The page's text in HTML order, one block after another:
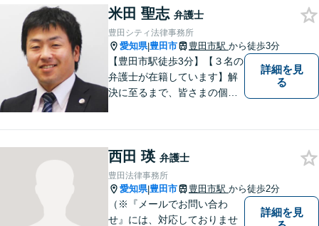
のお困りごとを迅速に解決い
たします。
米田 聖志 弁護士
豊田シティ法律事務所
愛知県|豊田市 豊田市駅 から徒歩3分
【豊田市駅徒歩3分】【３名の
弁護士が在籍しています】解
決に至るまで、皆さまの個別
続問題／刑事事件／企業法務
など幅広く対応。どうぞお気
軽にご相談ください。
詳細を見
る
西田 瑛 弁護士
豊田法律事務所
愛知県|豊田市 豊田市駅 から徒歩2分
（※『メールでお問い合わ
せ』には、対応しておりませ
詳細を見